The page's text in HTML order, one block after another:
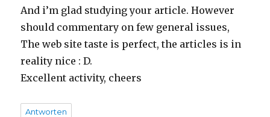
And i’m glad studying your article. However
should commentary on few general issues,
The web site taste is perfect, the articles is in
reality nice : D.
Excellent activity, cheers
Antworten